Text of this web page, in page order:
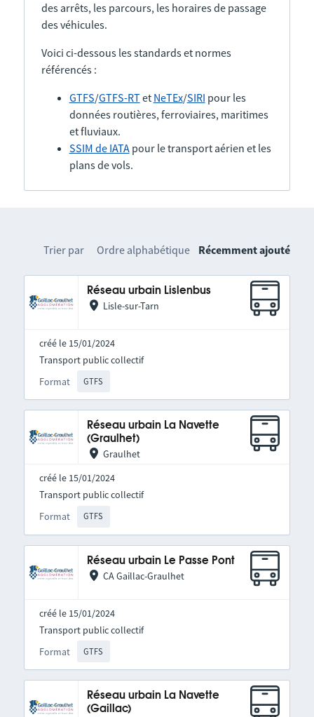
des arrêts, les parcours, les horaires de passage
des véhicules.
Voici ci-dessous les standards et normes
référencés :
GTFS/GTFS-RTet NeTEx/SIRI pour les
données routières, ferroviaires, maritimes
et fluviaux.
SSIM de IATApour le transport aérien et les
plans de vols.
Trier par Ordre alphabétique Récemment ajouté
Réseau urbain Lislenbus
Lisle-sur-Tarn
créé le 15/01/2024
Format GTFS
Transport public collectif
Réseau urbain La Navette
(Graulhet)
Graulhet
créé le 15/01/2024
Format GTFS
Transport public collectif
Réseau urbain Le Passe Pont
CA Gaillac-Graulhet
créé le 15/01/2024
Format GTFS
Transport public collectif
Réseau urbain La Navette
(Gaillac)